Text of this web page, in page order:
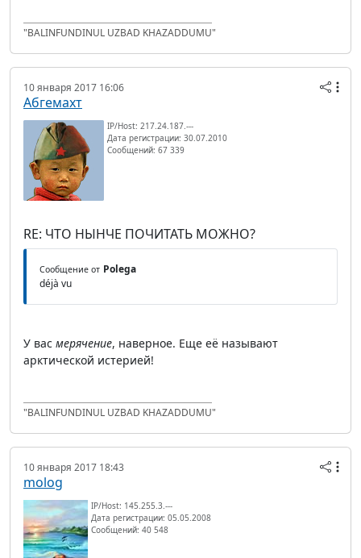
"BALINFUNDINUL UZBAD KHAZADDUMU"
10 января 2017 16:06
Абгемахт
IP/Host: 217.24.187.---
Дата регистрации: 30.07.2010
Сообщений: 67 339
RE: ЧТО НЫНЧЕ ПОЧИТАТЬ МОЖНО?
Сообщение от Polega
déjà vu
У вас мерячение, наверное. Еще её называют
арктической истерией!
"BALINFUNDINUL UZBAD KHAZADDUMU"
10 января 2017 18:43
molog
IP/Host: 145.255.3.---
Дата регистрации: 05.05.2008
Сообщений: 40 548